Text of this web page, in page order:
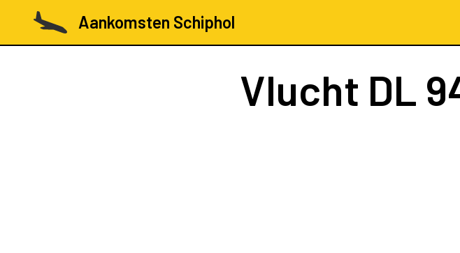
Aankomsten Schiphol
Vlucht DL